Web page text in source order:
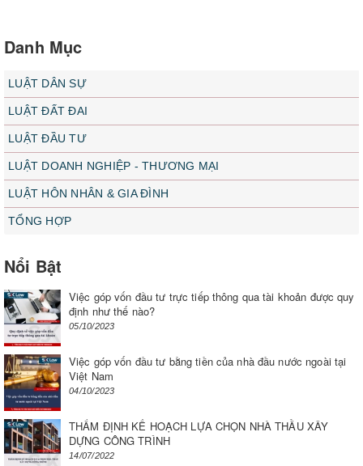
Danh Mục
LUẬT DÂN SỰ
LUẬT ĐẤT ĐAI
LUẬT ĐẦU TƯ
LUẬT DOANH NGHIỆP - THƯƠNG MẠI
LUẬT HÔN NHÂN & GIA ĐÌNH
TỔNG HỢP
Nổi Bật
Việc góp vốn đầu tư trực tiếp thông qua tài khoản được quy
định như thế nào?
05/10/2023
Việc góp vốn đầu tư bằng tiền của nhà đầu nước ngoài tại
Việt Nam
04/10/2023
THẨM ĐỊNH KẾ HOẠCH LỰA CHỌN NHÀ THẦU XÂY
DỰNG CÔNG TRÌNH
14/07/2022